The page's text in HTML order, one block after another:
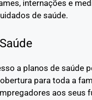
internações e
de saúde.
a planos de saúde
para toda a
aos seus